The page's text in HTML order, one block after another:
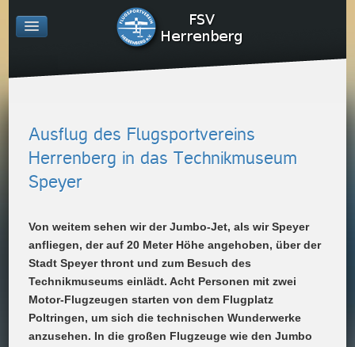
Ausflug des Flugsportvereins
Herrenberg in das Technikmuseum
Speyer
Von weitem sehen wir der Jumbo-Jet, als wir Speyer
anfliegen, der auf 20 Meter Höhe angehoben, über der
Stadt Speyer thront und zum Besuch des
Technikmuseums einlädt. Acht Personen mit zwei
Motor-Flugzeugen starten von dem Flugplatz
Poltringen, um sich die technischen Wunderwerke
anzusehen. In die großen Flugzeuge wie den Jumbo